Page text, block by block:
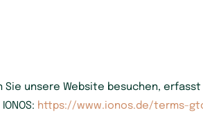
Sie unsere Website besuchen, erfasst
https://www.ionos.de/terms-